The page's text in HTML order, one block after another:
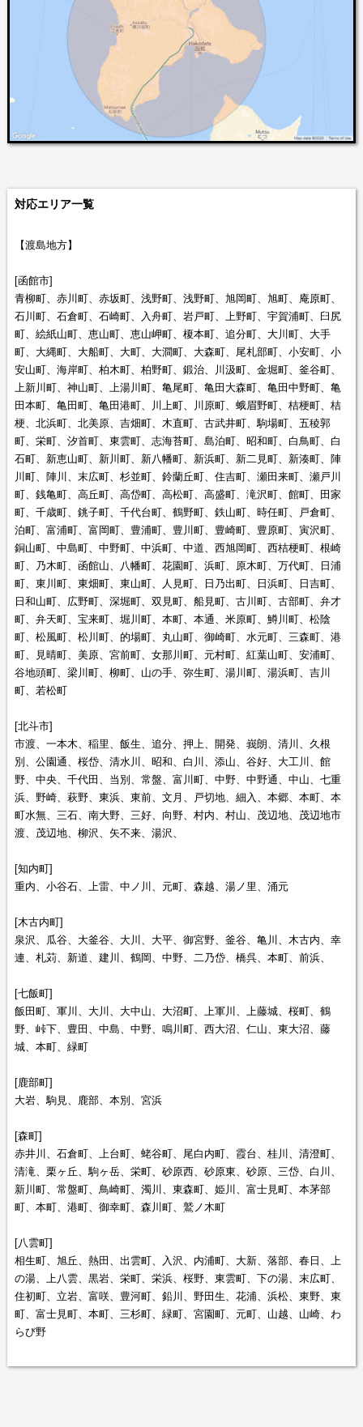
対応エリア一覧
【渡島地方】
[函館市]
青柳町、赤川町、赤坂町、浅野町、浅野町、旭岡町、旭町、庵原町、
石川町、石倉町、石崎町、入舟町、岩戸町、上野町、宇賀浦町、臼尻
町、絵紙山町、恵山町、恵山岬町、榎本町、追分町、大川町、大手
町、大縄町、大船町、大町、大澗町、大森町、尾札部町、小安町、小
安山町、海岸町、柏木町、柏野町、鍛治、川汲町、金堀町、釜谷町、
上新川町、神山町、上湯川町、亀尾町、亀田大森町、亀田中野町、亀
田本町、亀田町、亀田港町、川上町、川原町、蛾眉野町、桔梗町、桔
梗、北浜町、北美原、吉畑町、木直町、古武井町、駒場町、五稜郭
町、栄町、汐首町、東雲町、志海苔町、島泊町、昭和町、白鳥町、白
石町、新恵山町、新川町、新八幡町、新浜町、新二見町、新湊町、陣
川町、陣川、末広町、杉並町、鈴蘭丘町、住吉町、瀬田来町、瀬戸川
町、銭亀町、高丘町、高岱町、高松町、高盛町、滝沢町、館町、田家
町、千歳町、銚子町、千代台町、鶴野町、鉄山町、時任町、戸倉町、
泊町、富浦町、富岡町、豊浦町、豊川町、豊崎町、豊原町、寅沢町、
銅山町、中島町、中野町、中浜町、中道、西旭岡町、西桔梗町、根崎
町、乃木町、函館山、八幡町、花園町、浜町、原木町、万代町、日浦
町、東川町、東畑町、東山町、人見町、日乃出町、日浜町、日吉町、
日和山町、広野町、深堀町、双見町、船見町、古川町、古部町、弁才
町、弁天町、宝来町、堀川町、本町、本通、米原町、鱒川町、松陰
町、松風町、松川町、的場町、丸山町、御崎町、水元町、三森町、港
町、見晴町、美原、宮前町、女那川町、元村町、紅葉山町、安浦町、
谷地頭町、梁川町、柳町、山の手、弥生町、湯川町、湯浜町、吉川
町、若松町
[北斗市]
市渡、一本木、稲里、飯生、追分、押上、開発、峩朗、清川、久根
別、公園通、桜岱、清水川、昭和、白川、添山、谷好、大工川、館
野、中央、千代田、当別、常盤、富川町、中野、中野通、中山、七重
浜、野崎、萩野、東浜、東前、文月、戸切地、細入、本郷、本町、本
町水無、三石、南大野、三好、向野、村内、村山、茂辺地、茂辺地市
渡、茂辺地、柳沢、矢不来、湯沢、
[知内町]
重内、小谷石、上雷、中ノ川、元町、森越、湯ノ里、涌元
[木古内町]
泉沢、瓜谷、大釜谷、大川、大平、御宮野、釜谷、亀川、木古内、幸
連、札苅、新道、建川、鶴岡、中野、二乃岱、橋呉、本町、前浜、
[七飯町]
飯田町、軍川、大川、大中山、大沼町、上軍川、上藤城、桜町、鶴
野、峠下、豊田、中島、中野、鳴川町、西大沼、仁山、東大沼、藤
城、本町、緑町
[鹿部町]
大岩、駒見、鹿部、本別、宮浜
[森町]
赤井川、石倉町、上台町、蛯谷町、尾白内町、霞台、桂川、清澄町、
清滝、栗ヶ丘、駒ヶ岳、栄町、砂原西、砂原東、砂原、三岱、白川、
新川町、常盤町、鳥崎町、濁川、東森町、姫川、富士見町、本茅部
町、本町、港町、御幸町、森川町、鷲ノ木町
[八雲町]
相生町、旭丘、熱田、出雲町、入沢、内浦町、大新、落部、春日、上
の湯、上八雲、黒岩、栄町、栄浜、桜野、東雲町、下の湯、末広町、
住初町、立岩、富咲、豊河町、鉛川、野田生、花浦、浜松、東野、東
町、富士見町、本町、三杉町、緑町、宮園町、元町、山越、山崎、わ
らび野